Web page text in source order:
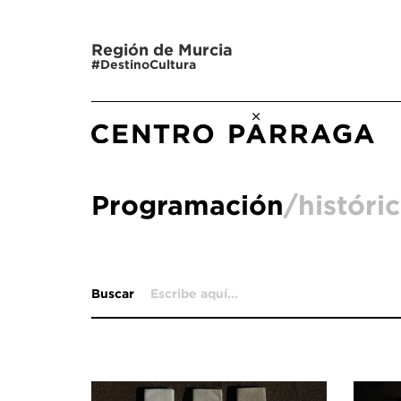
Región de Murcia
#DestinoCultura
Programación/
Buscar